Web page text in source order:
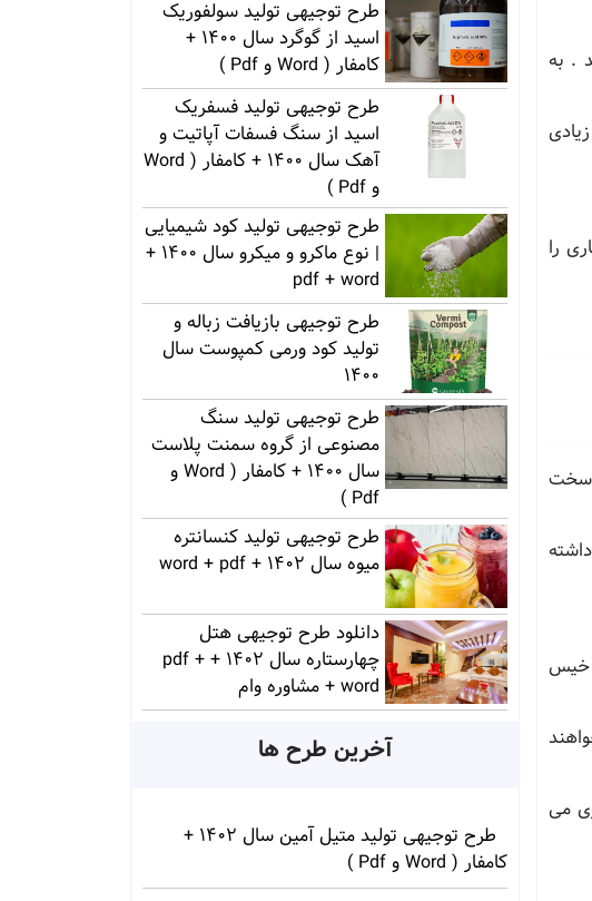
. به
آبیاری را
سخت
بین 3 تا 4 متر فاصله داشته
ها را در آب خیس
می
طرح توجیهی تولید سولفوریک
اسید از گوگرد سال 1400 +
کامفار ( Word و Pdf )
طرح توجیهی تولید فسفریک
اسید از سنگ فسفات آپاتیت و
آهک سال 1400 + کامفار ( Word
و Pdf )
طرح توجیهی تولید کود شیمیایی
| نوع ماکرو و میکرو سال 1400 +
pdf + word
طرح توجیهی بازیافت زباله و
تولید کود ورمی کمپوست سال
1400
طرح توجیهی تولید سنگ
مصنوعی از گروه سمنت پلاست
سال 1400 + کامفار ( Word و
Pdf )
طرح توجیهی تولید کنسانتره
میوه سال 1402 + word + pdf
دانلود طرح توجیهی هتل
چهارستاره سال 1402 + pdf +
word + مشاوره وام
آخرین طرح ها
طرح توجیهی تولید متیل آمین سال 1402 +
کامفار ( Word و Pdf )